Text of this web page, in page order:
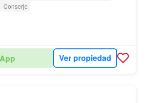
Conserje
Ver propiedad